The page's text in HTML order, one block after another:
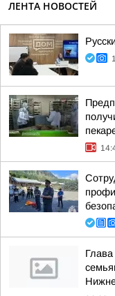
ЛЕНТА НОВОСТЕЙ